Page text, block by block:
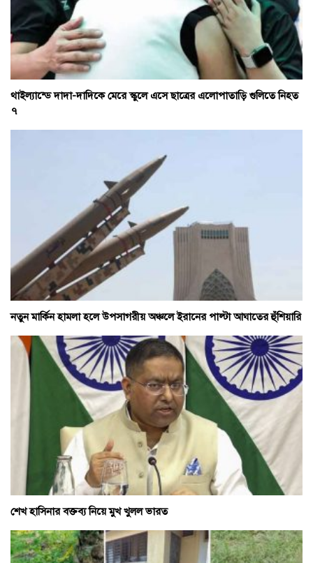
থাইল্যান্ডে দাদা-দাদিকে মেরে স্কুলে এসে ছাত্রের এলোপাতাড়ি গুলিতে নিহত
৭
নতুন মার্কিন হামলা হলে উপসাগরীয় অঞ্চলে ইরানের পাল্টা আঘাতের হুঁশিয়ারি
শেখ হাসিনার বক্তব্য নিয়ে মুখ খুলল ভারত